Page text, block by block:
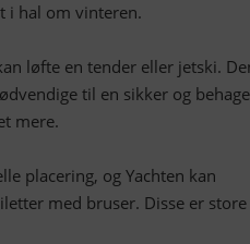
i hal om vinteren.
løfte en tender eller jetski.
til en sikker og
mere.
placering, og Yachten kan
med bruser. Disse er store